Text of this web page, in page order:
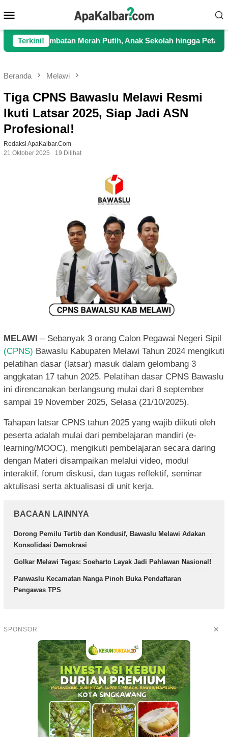
ke
kontenMobile
Terkini!Merah Putih, Anak Sekolah hingga Petani Kini Kembali
Beranda Melawi
Tiga CPNS Bawaslu Melawi Resmi
Ikuti Latsar 2025, Siap Jadi ASN
Profesional!
Redaksi ApaKalbar.com
21 Oktober 2025
19 Dilihat
MELAWI – Sebanyak 3 orang Calon Pegawai Negeri Sipil
(CPNS) Bawaslu Kabupaten Melawi Tahun 2024 mengikuti
pelatihan dasar (latsar) masuk dalam gelombang 3
anggkatan 17 tahun 2025. Pelatihan dasar CPNS Bawaslu
ini direncanakan berlangsung mulai dari 8 september
sampai 19 November 2025, Selasa (21/10/2025).
Tahapan latsar CPNS tahun 2025 yang wajib diikuti oleh
peserta adalah mulai dari pembelajaran mandiri (e-
learning/MOOC), mengikuti pembelajaran secara daring
dengan Materi disampaikan melalui video, modul
interaktif, forum diskusi, dan tugas reflektif, seminar
aktulisasi serta aktualisasi di unit kerja.
BACAAN LAINNYA
Dorong Pemilu Tertib dan Kondusif, Bawaslu Melawi Adakan
Konsolidasi Demokrasi
Golkar Melawi Tegas: Soeharto Layak Jadi Pahlawan Nasional!
Panwaslu Kecamatan Nanga Pinoh Buka Pendaftaran
Pengawas TPS
SPONSOR ✕